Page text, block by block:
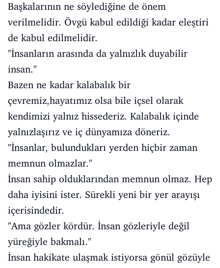
Başkalarının ne söylediğine de önem
verilmelidir. Övgü kabul edildiği kadar eleştiri
de kabul edilmelidir.
"İnsanların arasında da yalnızlık duyabilir
insan."
Bazen ne kadar kalabalık bir
çevremiz,hayatımız olsa bile içsel olarak
kendimizi yalnız hissederiz. Kalabalık içinde
yalnızlaşırız ve iç dünyamıza döneriz.
"İnsanlar, bulundukları yerden hiçbir zaman
memnun olmazlar."
İnsan sahip olduklarından memnun olmaz. Hep
daha iyisini ister. Sürekli yeni bir yer arayışı
içerisindedir.
"Ama gözler kördür. İnsan gözleriyle değil
yüreğiyle bakmalı."
İnsan hakikate ulaşmak istiyorsa gönül gözüyle